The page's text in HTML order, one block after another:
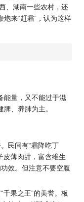
、湖南一些农村，还
炮来“赶霜”，认为这样
能量，又不能过于滋
脾、养肺为主。
民间有“霜降吃丁
皮薄肉甜，富含维生
效。但注意不要空腹
千果之王”的美誉。板